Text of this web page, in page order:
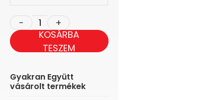
KOSÁRBA
TESZEM
Gyakran Együtt
vásárolt termékek